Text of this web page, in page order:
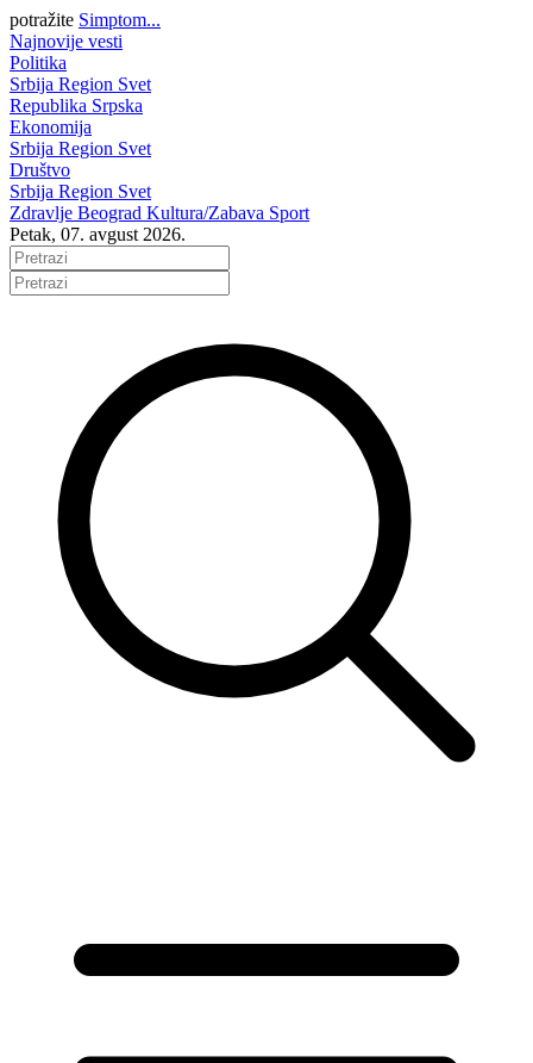
potražite Simptom...
Najnovije vesti
Politika
Srbija Region Svet
Republika Srpska
Ekonomija
Srbija Region Svet
Društvo
Srbija Region Svet
Zdravlje Beograd Kultura/Zabava Sport
Petak, 07. avgust 2026.